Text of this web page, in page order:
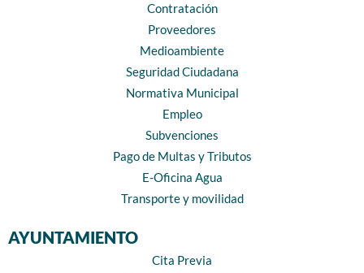
Contratación
Proveedores
Medioambiente
Seguridad Ciudadana
Normativa Municipal
Empleo
Subvenciones
Pago de Multas y Tributos
E-Oficina Agua
Transporte y movilidad
AYUNTAMIENTO
Cita Previa